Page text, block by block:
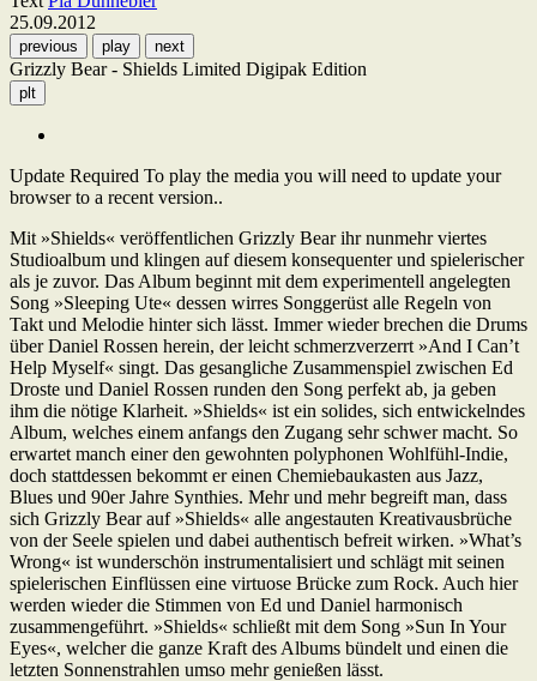
25.09.2012
previous play next
Grizzly Bear - Shields Limited Digipak Edition
plt
Update Required To play the media you will need to update your
browser to a recent version..
Mit »Shields« veröffentlichen Grizzly Bear ihr nunmehr viertes
Studioalbum und klingen auf diesem konsequenter und spielerischer
als je zuvor. Das Album beginnt mit dem experimentell angelegten
Song »Sleeping Ute« dessen wirres Songgerüst alle Regeln von
Takt und Melodie hinter sich lässt. Immer wieder brechen die Drums
über Daniel Rossen herein, der leicht schmerzverzerrt »And I Can’t
Help Myself« singt. Das gesangliche Zusammenspiel zwischen Ed
Droste und Daniel Rossen runden den Song perfekt ab, ja geben
ihm die nötige Klarheit. »Shields« ist ein solides, sich entwickelndes
Album, welches einem anfangs den Zugang sehr schwer macht. So
erwartet manch einer den gewohnten polyphonen Wohlfühl-Indie,
doch stattdessen bekommt er einen Chemiebaukasten aus Jazz,
Blues und 90er Jahre Synthies. Mehr und mehr begreift man, dass
sich Grizzly Bear auf »Shields« alle angestauten Kreativausbrüche
von der Seele spielen und dabei authentisch befreit wirken. »What’s
Wrong« ist wunderschön instrumentalisiert und schlägt mit seinen
spielerischen Einflüssen eine virtuose Brücke zum Rock. Auch hier
werden wieder die Stimmen von Ed und Daniel harmonisch
zusammengeführt. »Shields« schließt mit dem Song »Sun In Your
Eyes«, welcher die ganze Kraft des Albums bündelt und einen die
letzten Sonnenstrahlen umso mehr genießen lässt.